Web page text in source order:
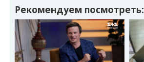
Рекомендуем посмотреть: